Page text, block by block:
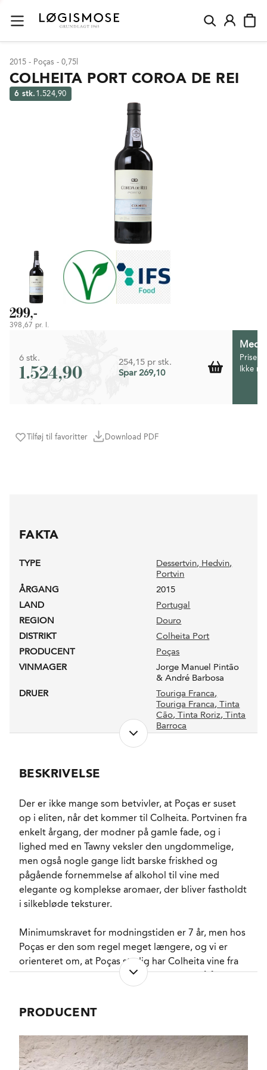
Tilføj til favoritter Download PDF
2015 - Poças - 0,75l
COLHEITA PORT COROA DE REI
6 stk. 1.524,90
299,-
398,67 pr. l.
6 stk.
1.524,90
254,15 pr stk.
Spar 269,10
Prisen
Ikke
FAKTA
TYPE Dessertvin, Hedvin,
Portvin
ÅRGANG
2015
LAND
Portugal
REGION
Douro
DISTRIKT
Colheita Port
PRODUCENT
Poças
VINMAGER
Jorge Manuel Pintão
& André Barbosa
DRUER
Touriga Franca,
Touriga Franca, Tinta
Cão, Tinta Roriz, Tinta
Barroca
PRODUKTIONSFORM
ALKOHOLPROCENT
20,0 %
PH-VÆRDI
3,3
RESTSUKKER
118,0 g/l
SYREINDHOLD
4,8 g/l
SVOVLINDHOLD
18 mg/l
FADLAGRET
Ja
LAGRING
10 år i mere end 40 år
SERVERINGS-TEMPERATUR
12 - 14°C
EMBALLAGETYPE
Flaske (75 cl)
VARENR.
300644
NØGLEORD
PASSER GODT TIL
Meditation, After
dinner, Desserter med
nødder
BESKRIVELSE
Der er ikke mange som betvivler, at Poças er suset
op i eliten, når det kommer til Colheita. Portvinen fra
enkelt årgang, der modner på gamle fade, og i
lighed med en Tawny veksler den ungdommelige,
men også nogle gange lidt barske friskhed og
pågående fornemmelse af alkohol til vine med
elegante og komplekse aromaer, der bliver fastholdt
i silkebløde teksturer.
Minimumskravet for modningstiden er 7 år, men hos
Poças er den som regel meget længere, og vi er
orienteret om, at Poças stadig har Colheita vine fra
1964 og 1967, som endnu ikke er tappet på flaske.
Poças spiller således på alle tangenter, når det
portvinsnydere er flasker fra samme årgang, men fra
menneskealder blevet samlerobjekter.
PRODUCENT